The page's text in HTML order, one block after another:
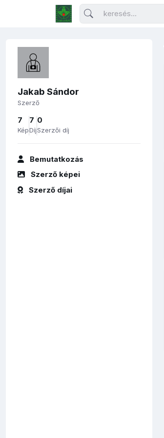
Jakab Sándor
Szerző
7
Kép
7
Díj
0
Szerzői díj
Bemutatkozás
Szerző képei
Szerző díjai